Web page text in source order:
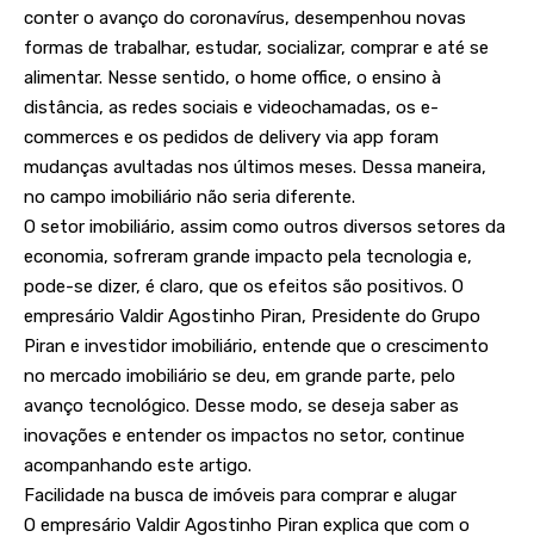
conter o avanço do coronavírus, desempenhou novas
formas de trabalhar, estudar, socializar, comprar e até se
alimentar. Nesse sentido, o home office, o ensino à
distância, as redes sociais e videochamadas, os e-
commerces e os pedidos de delivery via app foram
mudanças avultadas nos últimos meses. Dessa maneira,
no campo imobiliário não seria diferente.
O setor imobiliário, assim como outros diversos setores da
economia, sofreram grande impacto pela tecnologia e,
pode-se dizer, é claro, que os efeitos são positivos. O
empresário Valdir Agostinho Piran, Presidente do Grupo
Piran e investidor imobiliário, entende que o crescimento
no mercado imobiliário se deu, em grande parte, pelo
avanço tecnológico. Desse modo, se deseja saber as
inovações e entender os impactos no setor, continue
acompanhando este artigo.
Facilidade na busca de imóveis para comprar e alugar
O empresário Valdir Agostinho Piran explica que com o